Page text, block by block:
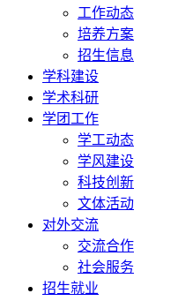
工作动态
培养方案
招生信息
学科建设
学术科研
学团工作
学工动态
学风建设
科技创新
文体活动
对外交流
交流合作
社会服务
招生就业